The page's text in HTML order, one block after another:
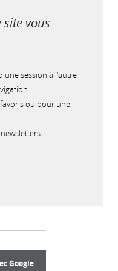
vous
session à l'autre
ou pour une
Google